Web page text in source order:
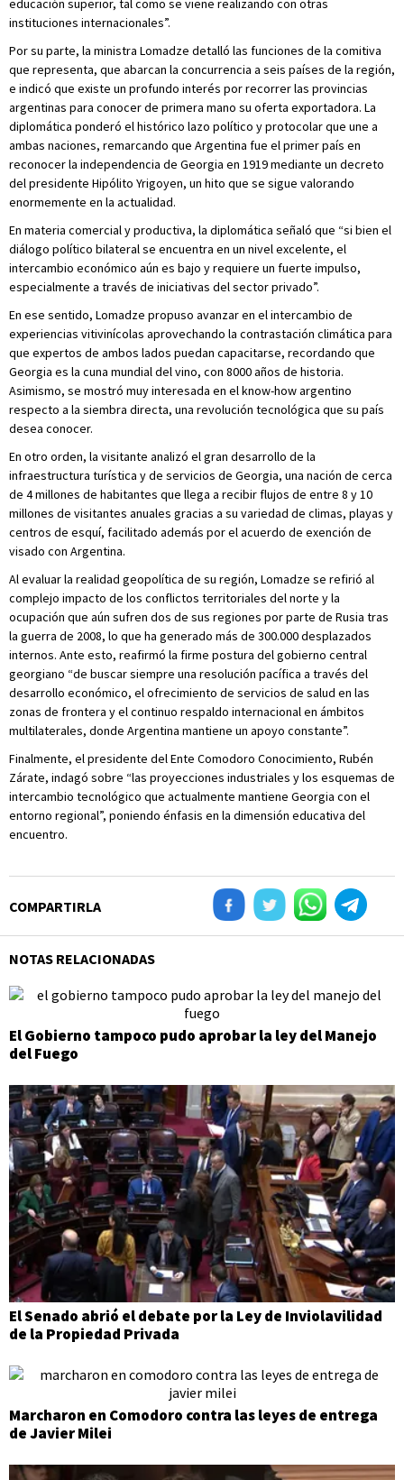
educación superior, tal como se viene realizando con otras
instituciones internacionales”.
Por su parte, la ministra Lomadze detalló las funciones de la comitiva
que representa, que abarcan la concurrencia a seis países de la región,
e indicó que existe un profundo interés por recorrer las provincias
argentinas para conocer de primera mano su oferta exportadora. La
diplomática ponderó el histórico lazo político y protocolar que une a
ambas naciones, remarcando que Argentina fue el primer país en
reconocer la independencia de Georgia en 1919 mediante un decreto
del presidente Hipólito Yrigoyen, un hito que se sigue valorando
enormemente en la actualidad.
En materia comercial y productiva, la diplomática señaló que “si bien el
diálogo político bilateral se encuentra en un nivel excelente, el
intercambio económico aún es bajo y requiere un fuerte impulso,
especialmente a través de iniciativas del sector privado”.
En ese sentido, Lomadze propuso avanzar en el intercambio de
experiencias vitivinícolas aprovechando la contrastación climática para
que expertos de ambos lados puedan capacitarse, recordando que
Georgia es la cuna mundial del vino, con 8000 años de historia.
Asimismo, se mostró muy interesada en el know-how argentino
respecto a la siembra directa, una revolución tecnológica que su país
desea conocer.
En otro orden, la visitante analizó el gran desarrollo de la
infraestructura turística y de servicios de Georgia, una nación de cerca
de 4 millones de habitantes que llega a recibir flujos de entre 8 y 10
millones de visitantes anuales gracias a su variedad de climas, playas y
centros de esquí, facilitado además por el acuerdo de exención de
visado con Argentina.
Al evaluar la realidad geopolítica de su región, Lomadze se refirió al
complejo impacto de los conflictos territoriales del norte y la
ocupación que aún sufren dos de sus regiones por parte de Rusia tras
la guerra de 2008, lo que ha generado más de 300.000 desplazados
internos. Ante esto, reafirmó la firme postura del gobierno central
georgiano “de buscar siempre una resolución pacífica a través del
desarrollo económico, el ofrecimiento de servicios de salud en las
zonas de frontera y el continuo respaldo internacional en ámbitos
multilaterales, donde Argentina mantiene un apoyo constante”.
Finalmente, el presidente del Ente Comodoro Conocimiento, Rubén
Zárate, indagó sobre “las proyecciones industriales y los esquemas de
intercambio tecnológico que actualmente mantiene Georgia con el
entorno regional”, poniendo énfasis en la dimensión educativa del
encuentro.
COMPARTIRLA
NOTAS RELACIONADAS
El Gobierno tampoco pudo aprobar la ley del Manejo
del Fuego
El Senado abrió el debate por la Ley de Inviolavilidad
de la Propiedad Privada
Marcharon en Comodoro contra las leyes de entrega
de Javier Milei